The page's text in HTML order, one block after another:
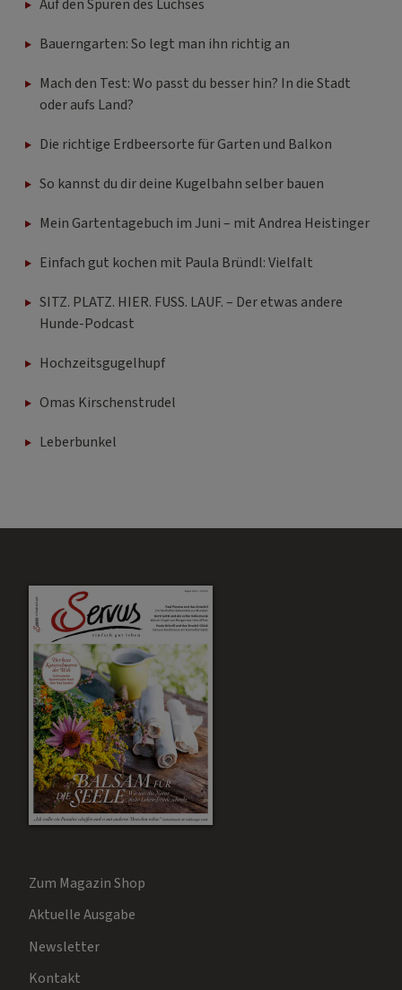
Auf den Spuren des Luchses
Bauerngarten: So legt man ihn richtig an
Mach den Test: Wo passt du besser hin? In die Stadt
oder aufs Land?
Die richtige Erdbeersorte für Garten und Balkon
So kannst du dir deine Kugelbahn selber bauen
Mein Gartentagebuch im Juni – mit Andrea Heistinger
Einfach gut kochen mit Paula Bründl: Vielfalt
SITZ. PLATZ. HIER. FUSS. LAUF. – Der etwas andere
Hunde-Podcast
Hochzeitsgugelhupf
Omas Kirschenstrudel
Leberbunkel
Zum Magazin Shop
Aktuelle Ausgabe
Newsletter
Kontakt